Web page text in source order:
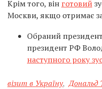
Крім того, він готовий
Москви, якщо отримає
Обраний
президент РФ
наступного року
візит в Україну, Дональд